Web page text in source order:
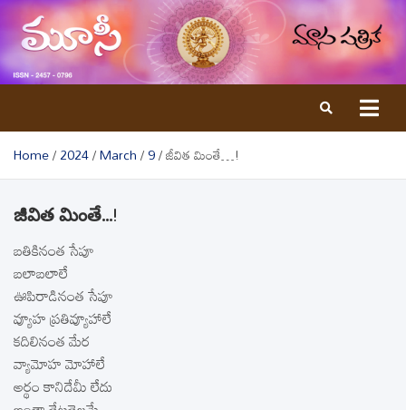
Skip
to
content
Home 2024 March 9 జీవిత మింతే…!
జీవిత మింతే…!
బతికినంత సేపూ
బలాబలాలే
ఊపిరాడినంత సేపూ
వ్యూహ ప్రతివ్యూహాలే
కదిలినంత మేర
వ్యామోహ మోహాలే
అర్థం కానిదేమీ లేదు